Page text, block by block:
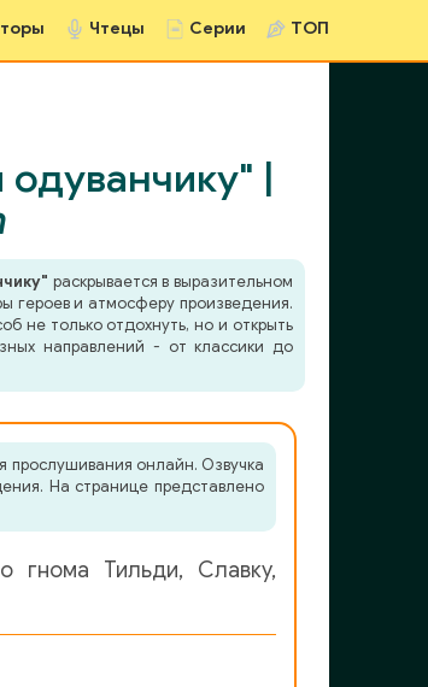
Чтецы Серии ТОП
|
раскрывается в выразительном
героев и атмосферу произведения.
не только отдохнуть, но и открыть
направлений - от классики до
прослушивания онлайн. Озвучка
На странице представлено
гнома Тильди, Славку,